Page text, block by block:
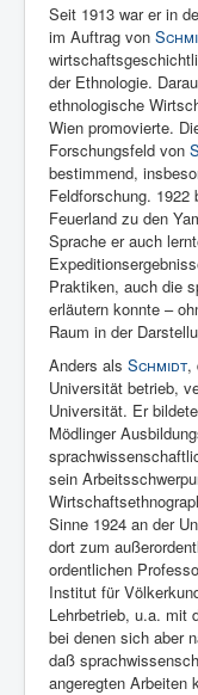
Seit 1913 war er in
im Auftrag von
der Ethnologie.
ethnologische
Wien promovierte.
Forschungsfeld von
bestimmend,
Feldforschung.
Feuerland zu den
Sprache er auch
Praktiken, auch die
erläutern konnte –
Raum in der
Anders als Schmidt,
Universität betrieb,
Universität. Er
Mödlinger
sein
Sinne 1924 an der
dort zum
ordentlichen
Institut für
Lehrbetrieb, u.a. mit
bei denen sich aber
daß
angeregten Arbeiten